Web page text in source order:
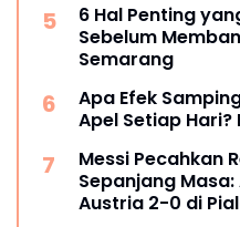
6 Hal Penting
Sebelum
Semarang
Apa Efek
Apel Setiap
Messi Pecahkan
Sepanjang
Austria 2-0 di